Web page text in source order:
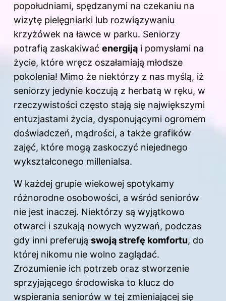
popołudniami, spędzanymi na czekaniu na
wizytę pielęgniarki lub rozwiązywaniu
krzyżówek na ławce w parku. Seniorzy
potrafią zaskakiwać energiją i pomysłami na
życie, które wręcz oszałamiają młodsze
pokolenia! Mimo że niektórzy z nas myślą, iż
seniorzy jedynie koczują z herbatą w ręku, w
rzeczywistości często stają się największymi
entuzjastami życia, dysponującymi ogromem
doświadczeń, mądrości, a także grafików
zajęć, które mogą zaskoczyć niejednego
wykształconego millenialsa.
W każdej grupie wiekowej spotykamy
różnorodne osobowości, a wśród seniorów
nie jest inaczej. Niektórzy są wyjątkowo
otwarci i szukają nowych wyzwań, podczas
gdy inni preferują swoją strefę komfortu, do
której nikomu nie wolno zaglądać.
Zrozumienie ich potrzeb oraz stworzenie
sprzyjającego środowiska to klucz do
wspierania seniorów w tej zmieniającej się